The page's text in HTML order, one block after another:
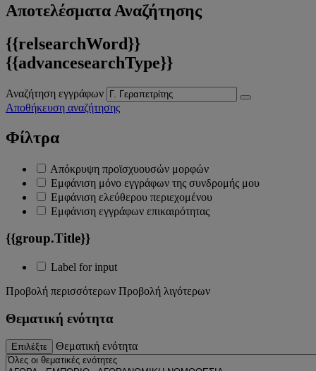
Αποτελέσματα Αναζήτησης
{{relsearchWord}}
{{advancesearchType}}
Αναζήτηση εγγράφων
Αποθήκευση αναζήτησης
Φίλτρα
Απόκρυψη προϊσχυουσών μορφών
Εμφάνιση μόνο εγγράφων της συνδρομής μου
Εμφάνιση ελεύθερου περιεχομένου
Εμφάνιση εγγράφων επικαιρότητας
{{group.Title}}
Label for input
Προβολή περισσότερων Προβολή λιγότερων
Θεματική ενότητα
Επιλέξτε Θεματική ενότητα